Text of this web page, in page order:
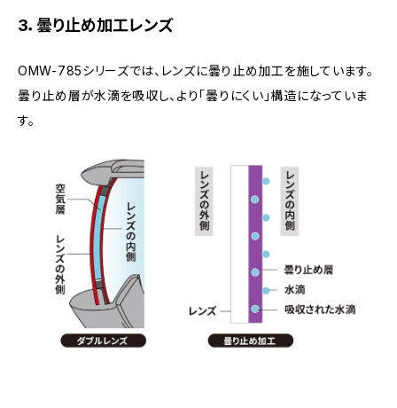
3．曇り止め加工レンズ
OMW-785シリーズでは、レンズに曇り止め加工を施しています。
曇り止め層が水滴を吸収し、より「曇りにくい」構造になっていま
す。